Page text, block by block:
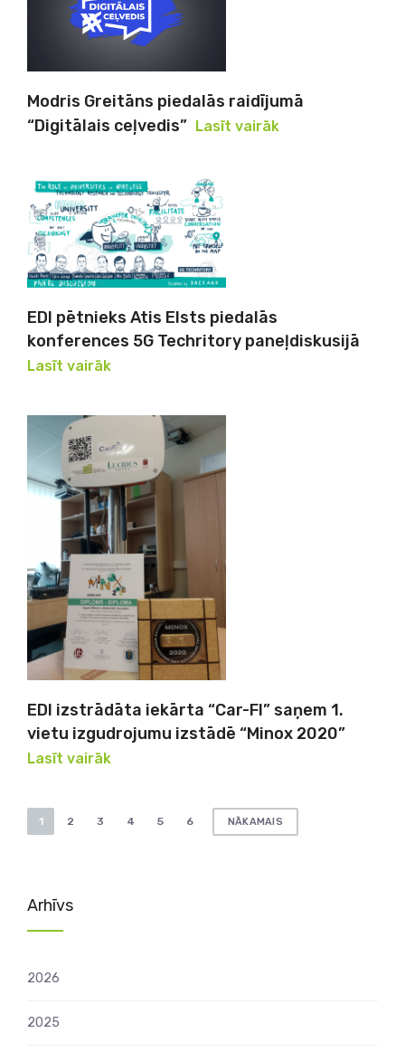
Modris Greitāns piedalās raidījumā
“Digitālais ceļvedis” Lasīt vairāk
EDI pētnieks Atis Elsts piedalās
konferences 5G Techritory paneļdiskusijā
Lasīt vairāk
EDI izstrādāta iekārta “Car-FI” saņem 1.
vietu izgudrojumu izstādē “Minox 2020”
Lasīt vairāk
Ziņu
lappusēm
1 2 3 4 5 6 NĀKAMAIS
Arhīvs
2026
2025